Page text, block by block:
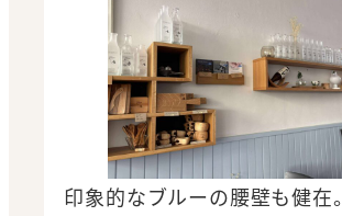
印象的なブルーの腰壁も健在。